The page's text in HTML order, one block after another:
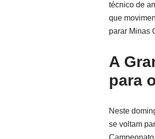
técnico de
que
parar Minas
A
para
Neste
se voltam